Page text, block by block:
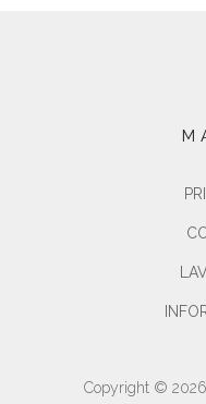
Copyright © 2026